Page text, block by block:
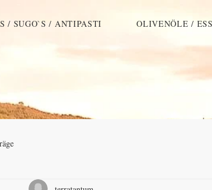
/ SUGO`S / ANTIPASTI OLIVENÖLE /